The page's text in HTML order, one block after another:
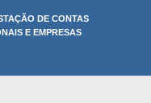
DE CONTAS
E EMPRESAS